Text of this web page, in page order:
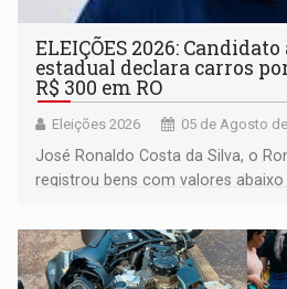
ELEIÇÕES 2026:
estadual declara carros
R$ 300 em RO
Eleições 2026 05 de Agosto
José Ronaldo Costa da Silva, o
registrou bens com valores
milhões